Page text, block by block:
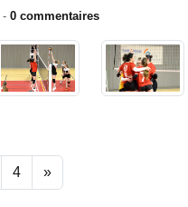
- 0 commentaires
4 »